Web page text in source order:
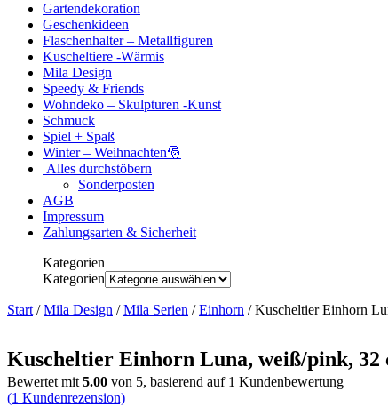
Gartendekoration
Geschenkideen
Flaschenhalter – Metallfiguren
Kuscheltiere -Wärmis
Mila Design
Speedy & Friends
Wohndeko – Skulpturen -Kunst
Schmuck
Spiel + Spaß
Winter – Weihnachten🎅
Alles durchstöbern
Sonderposten
AGB
Impressum
Zahlungsarten & Sicherheit
Kategorien
Kategorien
Start /Mila Design /Mila Serien /Einhorn / Kuscheltier Einhorn
Kuscheltier Einhorn Luna, weiß/pink, 32
Bewertet mit 5.00 von 5, basierend auf 1 Kundenbewertung
(1 Kundenrezension)